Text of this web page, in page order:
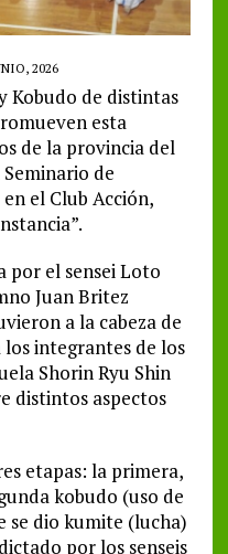
2026
Kobudo de distintas
esta
de la provincia del
de
el Club Acción,
por el sensei Loto
Juan Britez
a la cabeza de
integrantes de los
Shorin Ryu Shin
distintos aspectos
etapas: la primera,
kobudo (uso de
se dio kumite (lucha)
por los senseis